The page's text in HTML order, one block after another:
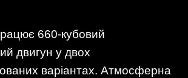
660-кубовий
двигун у двох
варіантах. Атмосферна